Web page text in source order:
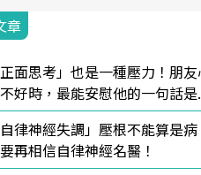
章
正面思考」也是一種壓力！朋
好時，最能安慰他的一句話是
自律神經失調」壓根不能算是病
再相信自律神經名醫！